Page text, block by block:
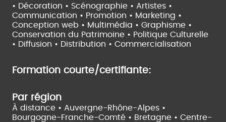
• Décoration • Scénographie • Artistes •
Communication • Promotion • Marketing •
Conception web • Multimédia • Graphisme •
Conservation du Patrimoine • Politique Culturelle
• Diffusion • Distribution • Commercialisation
Formation courte/certifiante:
Par région
À distance • Auvergne-Rhône-Alpes •
Bourgogne-Franche-Comté • Bretagne • Centre-